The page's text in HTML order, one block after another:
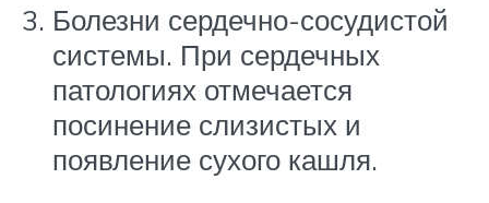
Болезни сердечно-сосудистой
системы. При сердечных
патологиях отмечается
посинение слизистых и
появление сухого кашля.